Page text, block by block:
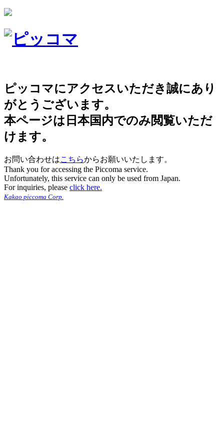
ピッコマにアクセスいただき誠にあり
がとうございます。
本ページは日本国内でのみ閲覧いただ
けます。
お問い合わせはこちらからお願いいたします。
Thank you for accessing the Piccoma service.
Unfortunately, this service can only be used from Japan.
For inquiries, please click here.
Kakao piccoma Corp.